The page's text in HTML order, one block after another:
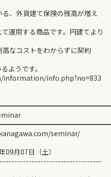
、外貨建て保険の残高が増え
運用する商品です。円建てより
なコストをわからずに契約
ようです。
information/info.php?no=833
seminar/
月07日（土）